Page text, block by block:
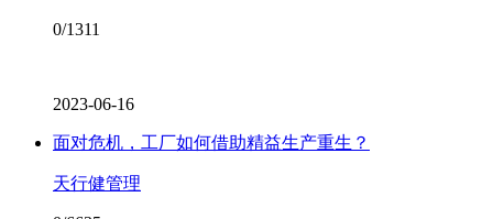
0/1311
2023-06-16
面对危机，工厂如何借助精益生产重生？
天行健管理